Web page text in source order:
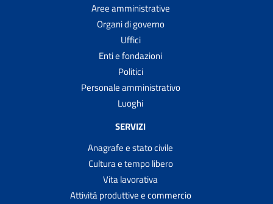
Aree amministrative
Organi di governo
Uffici
Enti e fondazioni
Politici
Personale amministrativo
Luoghi
SERVIZI
Anagrafe e stato civile
Cultura e tempo libero
Vita lavorativa
Attività produttive e commercio